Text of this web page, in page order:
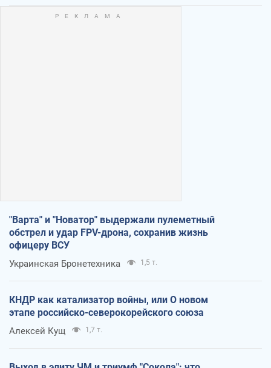
"Варта" и "Новатор" выдержали пулеметный
обстрел и удар FPV-дрона, сохранив жизнь
офицеру ВСУ
Украинская Бронетехника 1,5 т.
КНДР как катализатор войны, или О новом
этапе российско-северокорейского союза
Алексей Кущ 1,7 т.